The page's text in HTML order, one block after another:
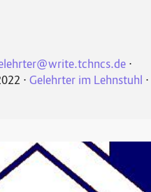
⋅
⋅Gelehrter im Lehnstuhl ⋅